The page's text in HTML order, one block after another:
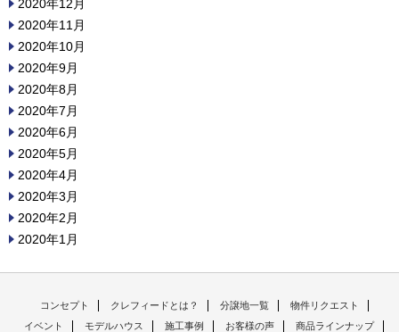
2020年12月
2020年11月
2020年10月
2020年9月
2020年8月
2020年7月
2020年6月
2020年5月
2020年4月
2020年3月
2020年2月
2020年1月
コンセプト クレフィードとは？ 分譲地一覧
物件リクエスト
イベント
モデルハウス 施工事例 お客様の声 商品ラインナップ